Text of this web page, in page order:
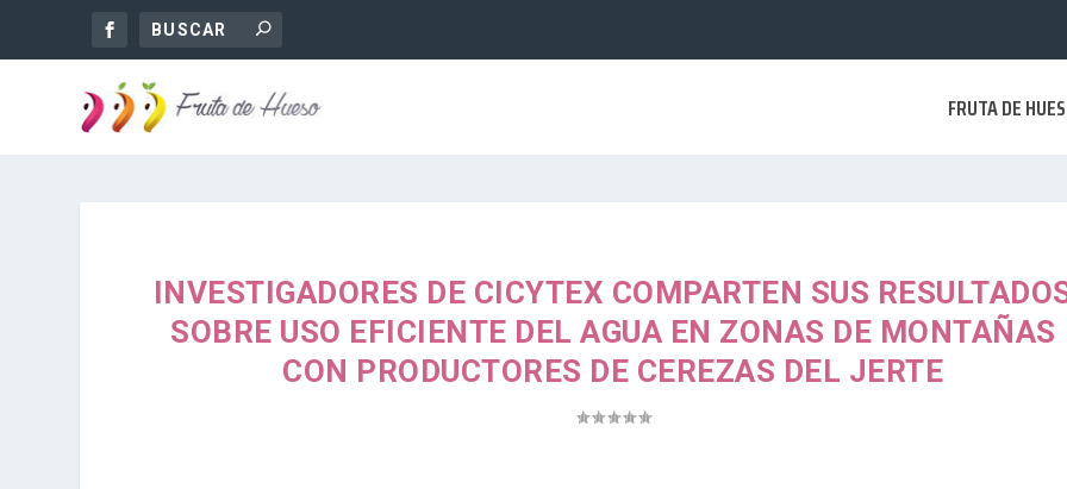
FRUTA DE
INVESTIGADORES DE CICYTEX COMPARTEN SUS
SOBRE USO EFICIENTE DEL AGUA EN ZONAS DE MONTAÑAS
CON PRODUCTORES DE CEREZAS DEL JERTE